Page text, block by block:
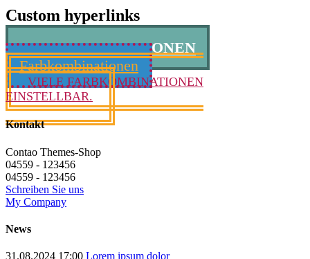
Custom hyperlinks
FARBKOMBINATIONEN
Farbkombinationen
VIELE FARBKOMBINATIONEN
EINSTELLBAR.
Kontakt
Contao Themes-Shop
04559 - 123456
04559 - 123456
Schreiben Sie uns
My Company
News
31.08.2024 17:00 Lorem ipsum dolor